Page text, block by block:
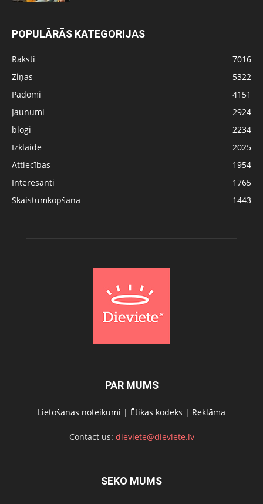
POPULĀRĀS KATEGORIJAS
Raksti
7016
Ziņas
5322
Padomi
4151
Jaunumi
2924
blogi
2234
Izklaide
2025
Attiecības
1954
Interesanti
1765
Skaistumkopšana
1443
PAR MUMS
Lietošanas noteikumi | Ētikas kodeks | Reklāma
Contact us: dieviete@dieviete.lv
SEKO MUMS